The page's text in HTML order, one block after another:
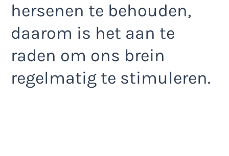
hersenen te behouden,
daarom is het aan te
raden om ons brein
regelmatig te stimuleren.